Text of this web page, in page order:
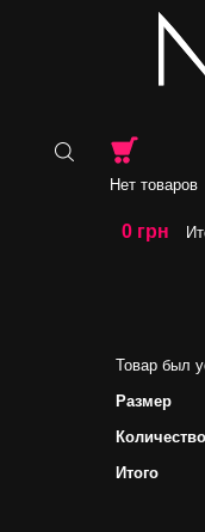
Нет товаров
0 грн
Товар был
Размер
Количество
Итого